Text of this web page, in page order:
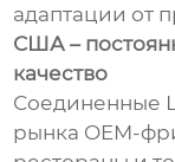
адаптации от
США –
качество
Соединенные
рынка OEM-